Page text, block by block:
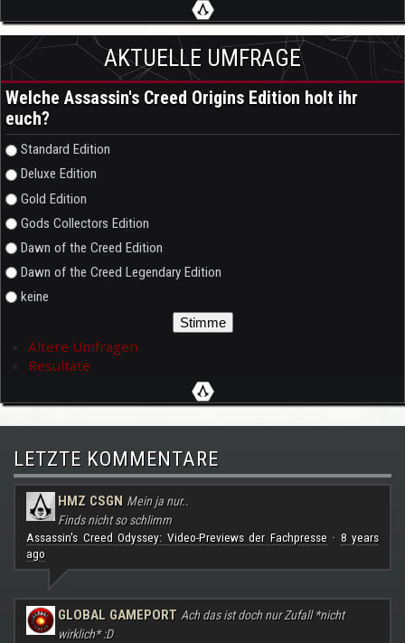
AKTUELLE UMFRAGE
Welche Assassin's Creed Origins Edition holt ihr
euch?
Auswahlmöglichkeiten
Standard Edition
Deluxe Edition
Gold Edition
Gods Collectors Edition
Dawn of the Creed Edition
Dawn of the Creed Legendary Edition
keine
Ältere Umfragen
Resultate
LETZTE KOMMENTARE
HMZ CSGN Mein ja nur..
Finds nicht so schlimm
Assassin's Creed Odyssey: Video-Previews der Fachpresse· 8 years
ago
GLOBAL GAMEPORT Ach das ist doch nur Zufall *nicht
wirklich* :D